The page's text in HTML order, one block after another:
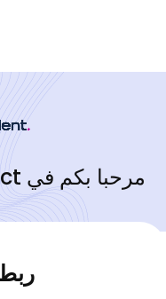
مرحبا بكم في Yay Student Connect